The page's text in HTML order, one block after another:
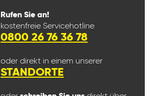
Rufen Sie an!
kostenfreie Servicehotline
0800 26 76 36 78
oder direkt in einem unserer
STANDORTE